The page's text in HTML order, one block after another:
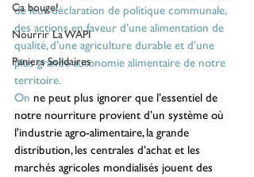
Ca bouge!
Nourrir La WAPI
Paniers Solidaires
de leur déclaration de politique communale,
des actions en faveur d’une alimentation de
qualité, d’une agriculture durable et d’une
plus grande autonomie alimentaire de notre
territoire.
On ne peut plus ignorer que l’essentiel de
notre nourriture provient d’un système où
l'industrie agro-alimentaire, la grande
distribution, les centrales d’achat et les
marchés agricoles mondialisés jouent des